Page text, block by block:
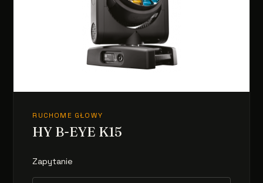
RUCHOME GŁOWY
HY B-EYE K15
Zapytanie